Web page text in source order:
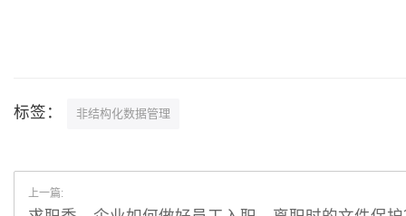
标签： 非结构化数据管理
上一篇: